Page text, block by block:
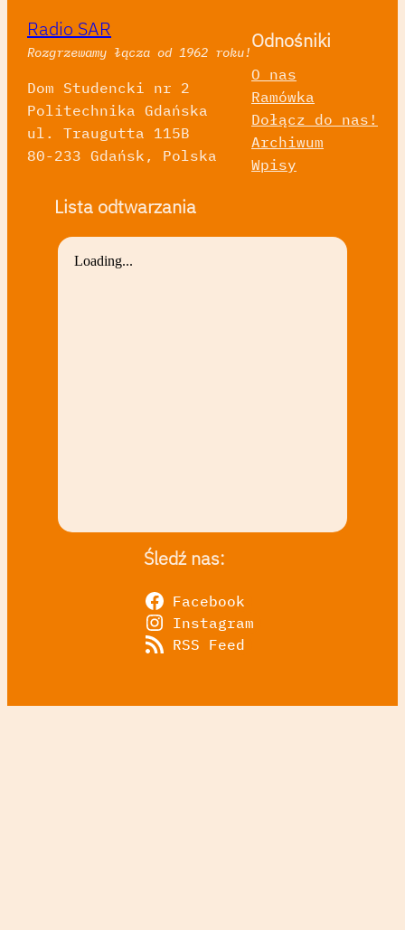
Radio SAR
Rozgrzewamy łącza od 1962 roku!
Dom Studencki nr 2
Politechnika Gdańska
ul. Traugutta 115B
80-233 Gdańsk, Polska
Odnośniki
O nas
Ramówka
Dołącz do nas!
Archiwum
Wpisy
Lista odtwarzania
Śledź nas:
Facebook
Instagram
RSS Feed